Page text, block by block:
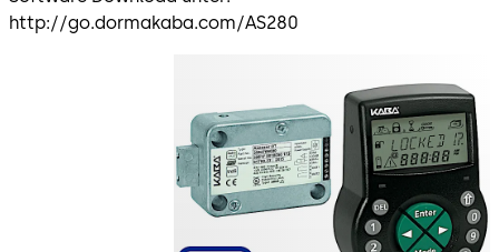
http://go.dormakaba.com/AS280